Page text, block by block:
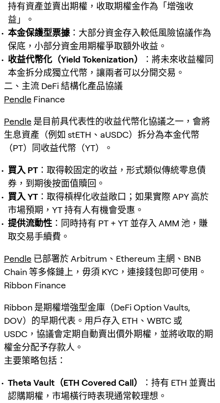
持有資產並賣出期權，收取期權金作為「增強收
益」。
本金保護型票據 ：大部分資金存入較低風險協議作為
保底，小部分資金用期權爭取額外收益。
收益代幣化（Yield Tokenization）
：將未來收益權同
本金拆分成獨立代幣，讓兩者可以分開交易。
二、主流 DeFi 結構化產品協議
Pendle Finance
Pendle 是目前具代表性的收益代幣化協議之一，會將
生息資產（例如 stETH、aUSDC）拆分為本金代幣
（PT）同收益代幣（YT）。
買入 PT：取得較固定的收益，形式類似傳統零息債
券，到期後按面值贖回。
買入 YT：取得槓桿化收益敞口；如果實際 APY 高於
市場預期，YT 持有人有機會受惠。
提供流動性 ：同時持有 PT + YT 並存入 AMM 池，賺
取交易手續費。
Pendle 已部署於 Arbitrum、Ethereum 主網、BNB
Chain 等多條鏈上，毋須 KYC，連接錢包即可使用。
Ribbon Finance
Ribbon 是期權增強型金庫（DeFi Option Vaults,
DOV）的早期代表。用戶存入 ETH、WBTC 或
USDC，協議會定期自動賣出價外期權，並將收取的期
權金分配予存款人。
主要策略包括：
Theta Vault（ETH Covered Call）
：持有 ETH 並賣出
認購期權，市場橫行時表現通常較理想。